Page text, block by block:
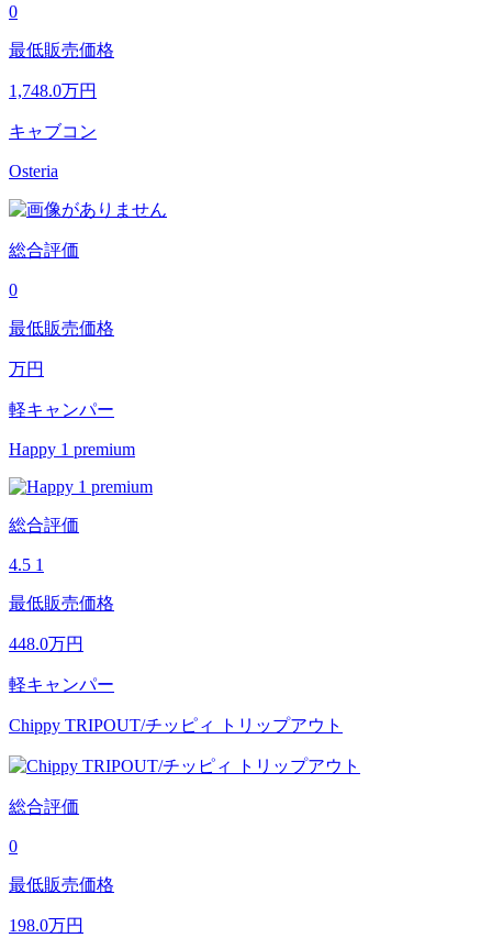
0
最低販売価格
1,748.0万円
キャブコン
Osteria
総合評価
0
最低販売価格
万円
軽キャンパー
Happy 1 premium
総合評価
4.5 1
最低販売価格
448.0万円
軽キャンパー
Chippy TRIPOUT/チッピィ トリップアウト
総合評価
0
最低販売価格
198.0万円